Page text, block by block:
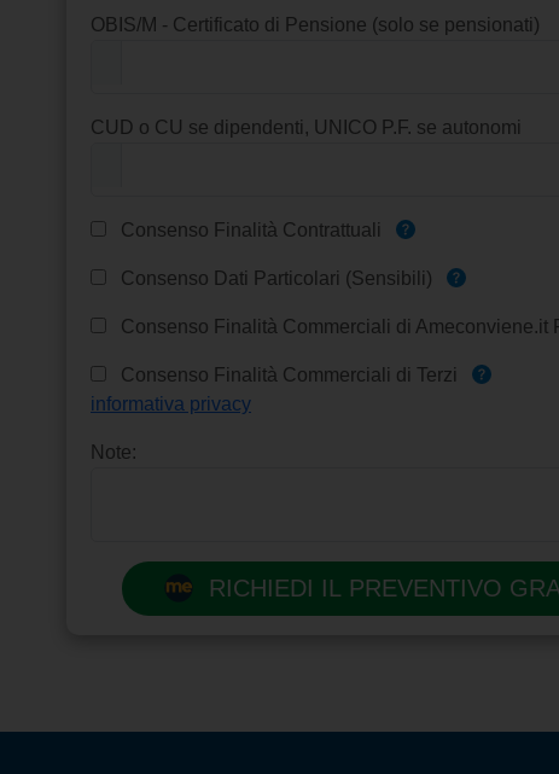
OBIS/M - Certificato di Pensione (solo se pensionati)
CUD o CU se dipendenti, UNICO P.F. se autonomi
Consenso Finalità Contrattuali
Consenso Dati Particolari (Sensibili)
Consenso Finalità Commerciali di Ameconviene.it
Consenso Finalità Commerciali di Terzi
informativa privacy
Note:
RICHIEDI IL PREVENTIVO